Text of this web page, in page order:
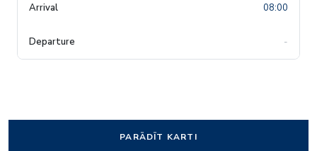
08:00
-
PARĀDĪT KARTI